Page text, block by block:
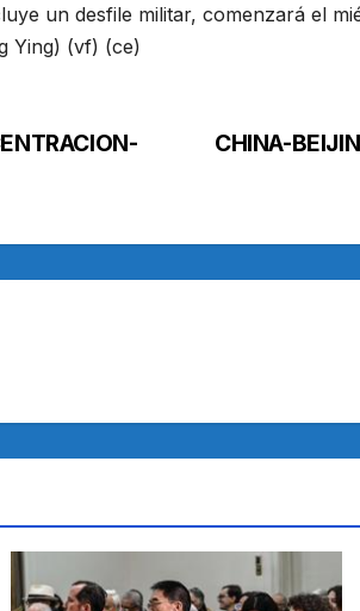
un desfile militar, comenzará el
Ying) (vf) (ce)
CHINA-